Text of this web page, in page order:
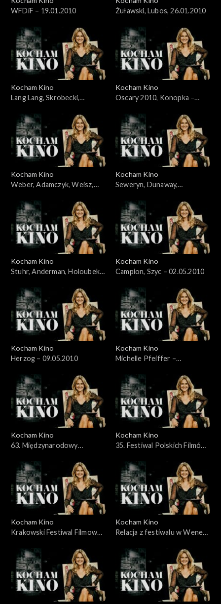
WFDiF – 19.01.2010
Żuławski, Lubos, 26.01.2010
Kocham Kino
Lang Lang, Skrobecki,
Kocham Kino
Oscary 2010, Konopka –
Kocham Kino
Weber, Adamczyk, Weisz,
Kocham Kino
Seweryn, Dunaway,
Kocham Kino
Stuhr, Anderman, Holoubek –
Kocham Kino
Campion, Szyc – 02.05.2010
Kocham Kino
Herzog – 09.05.2010
Kocham Kino
Michelle Pfeiffer –
Kocham Kino
63. Międzynarodowy
2010 - 23.05.2010
Kocham Kino
35. Festiwal Polskich Filmów
Kocham Kino
Krakowski Festiwal Filmowy
Kocham Kino
Relacja z festiwalu w Wenecji